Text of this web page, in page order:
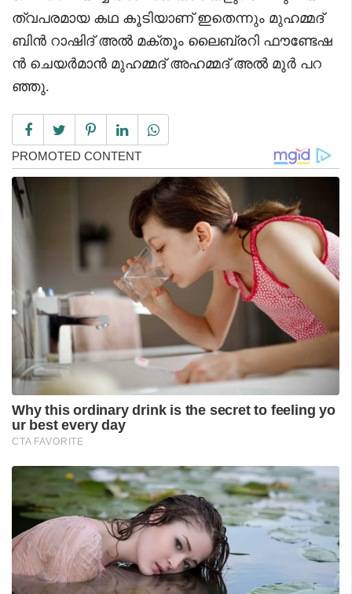
ത്വപരമായ കഥ കൂടിയാണ് ഇതെന്നും മുഹമ്മദ്
ബിൻ റാഷിദ് അൽ മക്തൂം ലൈബ്രറി ഫൗണ്ടേഷ
ൻ ചെയർമാൻ മുഹമ്മദ് അഹമ്മദ് അൽ മുർ പറ
ഞ്ഞു.